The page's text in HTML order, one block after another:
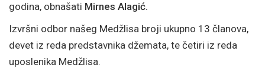
godina, obnašati Mirnes Alagić.
Izvršni odbor našeg Medžlisa broji ukupno 13 članova,
devet iz reda predstavnika džemata, te četiri iz reda
uposlenika Medžlisa.